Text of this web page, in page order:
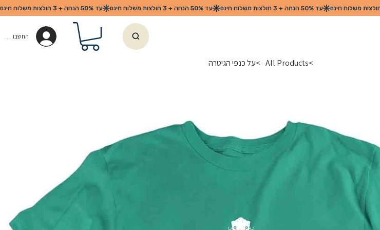
החשבון שלי
>
All Products
>על כנפי הגיטרה